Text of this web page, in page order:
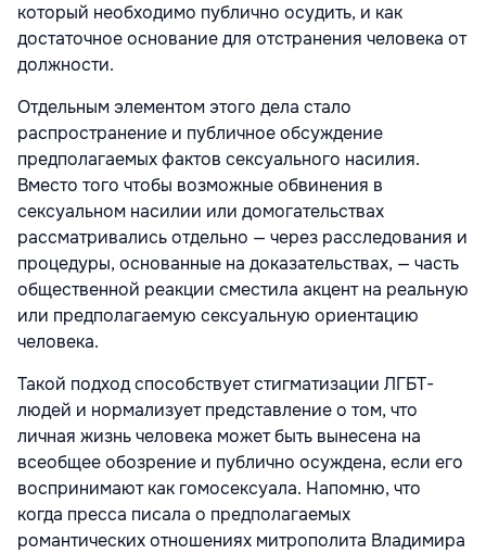
который необходимо публично осудить, и как
достаточное основание для отстранения человека от
должности.
Отдельным элементом этого дела стало
распространение и публичное обсуждение
предполагаемых фактов сексуального насилия.
Вместо того чтобы возможные обвинения в
сексуальном насилии или домогательствах
рассматривались отдельно — через расследования и
процедуры, основанные на доказательствах, — часть
общественной реакции сместила акцент на реальную
или предполагаемую сексуальную ориентацию
человека.
Такой подход способствует стигматизации ЛГБТ-
людей и нормализует представление о том, что
личная жизнь человека может быть вынесена на
всеобщее обозрение и публично осуждена, если его
воспринимают как гомосексуала. Напомню, что
когда пресса писала о предполагаемых
романтических отношениях митрополита Владимира